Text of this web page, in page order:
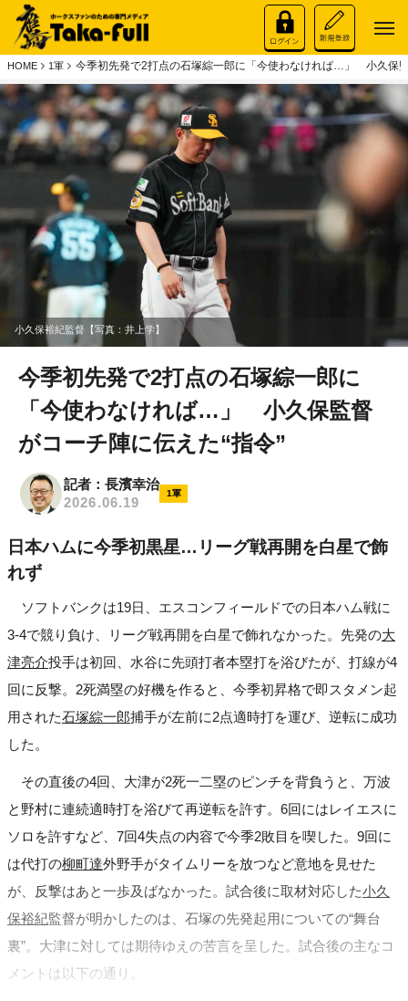
HOME 1軍 今季初先発で2打点の石塚綜一郎に「今使わなければ…」 小久保監
小久保裕紀監督【写真：井上学】
今季初先発で2打点の石塚綜一郎に
「今使わなければ…」 小久保監督
がコーチ陣に伝えた“指令”
記者：長濱幸治
2026.06.19
1軍
日本ハムに今季初黒星…リーグ戦再開を白星で飾
れず
ソフトバンクは19日、エスコンフィールドでの日本ハム戦に
3-4で競り負け、リーグ戦再開を白星で飾れなかった。先発の大
津亮介投手は初回、水谷に先頭打者本塁打を浴びたが、打線が4
回に反撃。2死満塁の好機を作ると、今季初昇格で即スタメン起
用された石塚綜一郎捕手が左前に2点適時打を運び、逆転に成功
した。
その直後の4回、大津が2死一二塁のピンチを背負うと、万波
と野村に連続適時打を浴びて再逆転を許す。6回にはレイエスに
ソロを許すなど、7回4失点の内容で今季2敗目を喫した。9回に
は代打の柳町達外野手がタイムリーを放つなど意地を見せた
が、反撃はあと一歩及ばなかった。試合後に取材対応した小久
保裕紀監督が明かしたのは、石塚の先発起用についての“舞台
裏”。大津に対しては期待ゆえの苦言を呈した。試合後の主なコ
メントは以下の通り。